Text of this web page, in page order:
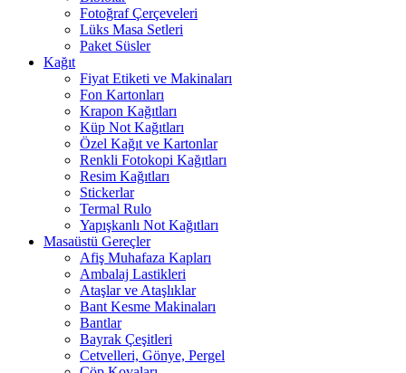
Fotoğraf Çerçeveleri
Lüks Masa Setleri
Paket Süsler
Kağıt
Fiyat Etiketi ve Makinaları
Fon Kartonları
Krapon Kağıtları
Küp Not Kağıtları
Özel Kağıt ve Kartonlar
Renkli Fotokopi Kağıtları
Resim Kağıtları
Stickerlar
Termal Rulo
Yapışkanlı Not Kağıtları
Masaüstü Gereçler
Afiş Muhafaza Kapları
Ambalaj Lastikleri
Ataşlar ve Ataşlıklar
Bant Kesme Makinaları
Bantlar
Bayrak Çeşitleri
Cetvelleri, Gönye, Pergel